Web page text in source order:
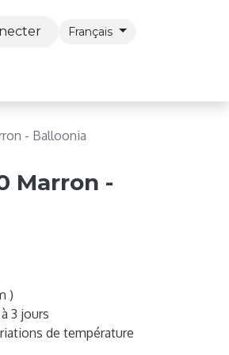
Français
- Balloonia
Marron -
)
3 jours
de température